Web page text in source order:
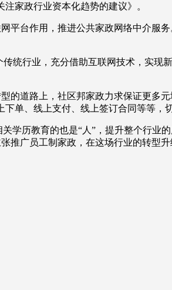
家政行业资本化趋势的建议》。
平台作用，推进公共家政网络中介服
统行业，充分借助互联网技术，实
的道路上，社区邦家政力求保证更多
单、线上支付、线上签订合同等等，
学历教育的也是“人”，提升整个行
推广员工制家政，在这场行业的转型